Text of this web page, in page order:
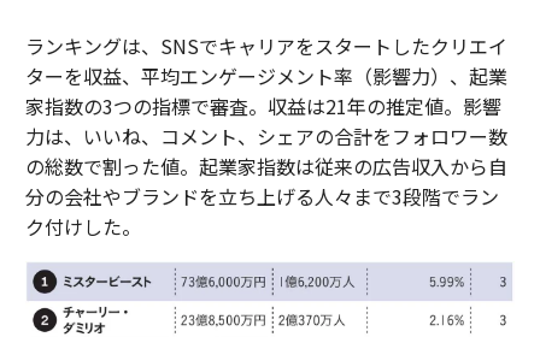
ランキングは、SNSでキャリアをスタートしたクリエイ
ターを収益、平均エンゲージメント率（影響力）、起業
家指数の3つの指標で審査。収益は21年の推定値。影響
力は、いいね、コメント、シェアの合計をフォロワー数
の総数で割った値。起業家指数は従来の広告収入から自
分の会社やブランドを立ち上げる人々まで3段階でラン
ク付けした。